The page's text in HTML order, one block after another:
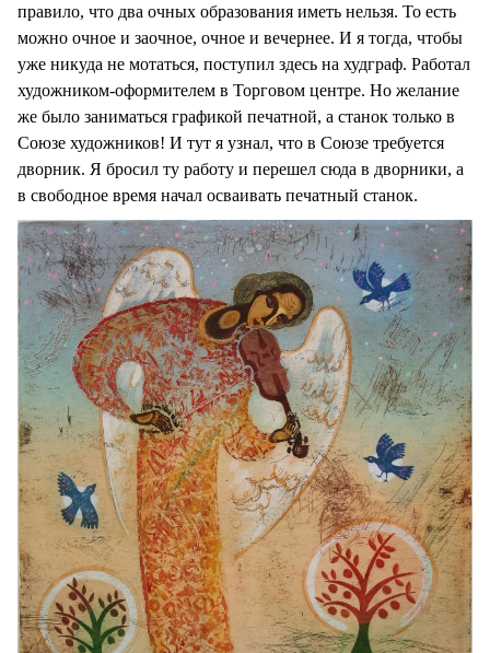
правило, что два очных образования иметь нельзя. То есть
можно очное и заочное, очное и вечернее. И я тогда, чтобы
уже никуда не мотаться, поступил здесь на худграф. Работал
художником-оформителем в Торговом центре. Но желание
же было заниматься графикой печатной, а станок только в
Союзе художников! И тут я узнал, что в Союзе требуется
дворник. Я бросил ту работу и перешел сюда в дворники, а
в свободное время начал осваивать печатный станок.